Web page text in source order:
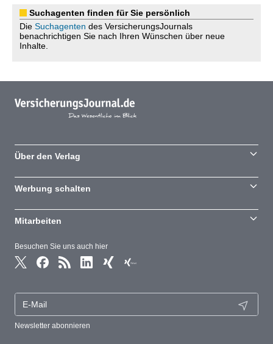
Suchagenten finden für Sie persönlich
Die Suchagenten des VersicherungsJournals
benachrichtigen Sie nach Ihren Wünschen über neue
Inhalte.
Besuchen Sie uns auch hier
Newsletter abonnieren
Über den Verlag
Werbung schalten
Mitarbeiten